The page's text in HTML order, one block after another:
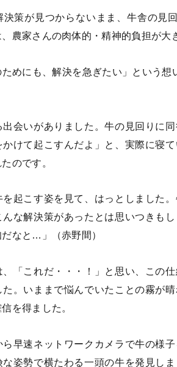
決策が見つからないまま、牛舎の見
、農家さんの肉体的・精神的負担が大
ためにも、解決を急ぎたい」という
出会いがありました。牛の見回りに
かけて起こすんだよ」と、実際に寝
のです。
を起こす姿を見て、はっとしました
んな解決策があったとは思いつきも
なと…」（赤野間）
「これだ・・・！」と思い、この
。いままで悩んでいたことの霧が
を得ました。
ら早速ネットワークカメラで牛の様
姿勢で横たわる一頭の牛を発見し